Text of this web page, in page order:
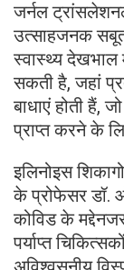
जर्नल
उत्साहजनक
स्वास्थ्य देखभाल
सकती है, जहां
बाधाएं होती हैं,
प्राप्त करने के
इलिनोइस
के प्रोफेसर डॉ.
कोविड के
पर्याप्त